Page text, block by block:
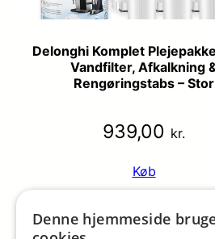
Delonghi Komplet
Vandfilter, Afkalkning
Rengøringstabs – Stor
939,00 kr.
Køb
Philips 2-Faset Komplet
og Puritex er den
Denne hjemmeside